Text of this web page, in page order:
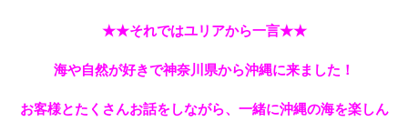
★★それではユリアから一言★★
海や自然が好きで神奈川県から沖縄に来ました！
お客様とたくさんお話をしながら、一緒に沖縄の海を楽しん